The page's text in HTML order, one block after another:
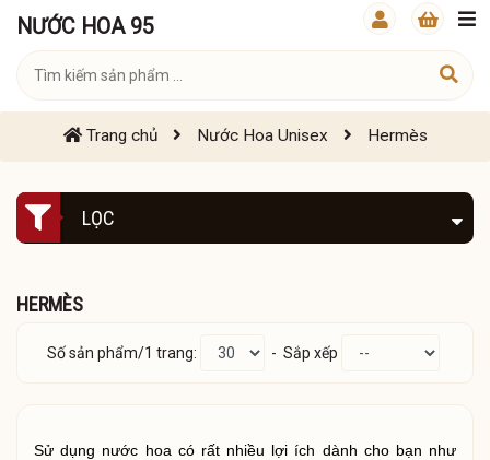
NƯỚC HOA 95
Trang chủ Nước Hoa Unisex Hermès
LỌC
HERMÈS
Số sản phẩm/1 trang: - Sắp xếp
Sử dụng nước hoa có rất nhiều lợi ích dành cho bạn như